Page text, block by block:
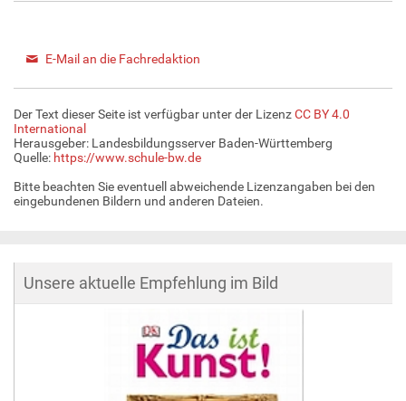
E-Mail an die Fachredaktion
Der Text dieser Seite ist verfügbar unter der LizenzCC BY 4.0
International
Herausgeber: Landesbildungsserver Baden-Württemberg
Quelle: https://www.schule-bw.de
Bitte beachten Sie eventuell abweichende Lizenzangaben bei den
eingebundenen Bildern und anderen Dateien.
Unsere aktuelle Empfehlung im Bild